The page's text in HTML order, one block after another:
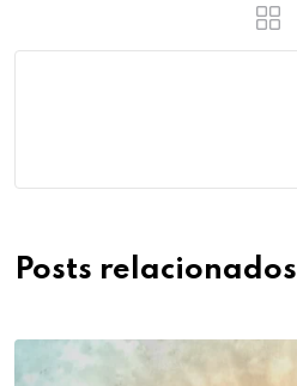
Posts relacionados